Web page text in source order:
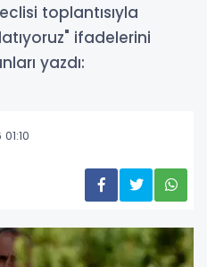
toplantısıyla
ifadelerini
yazdı: